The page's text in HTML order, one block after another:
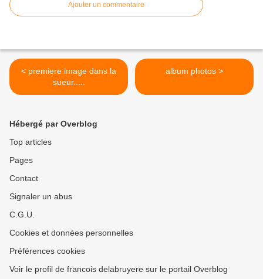
Ajouter un commentaire
< premiere image dans la
sueur.....
album photos >
Hébergé par Overblog
Top articles
Pages
Contact
Signaler un abus
C.G.U.
Cookies et données personnelles
Préférences cookies
Voir le profil de francois delabruyere sur le portail Overblog